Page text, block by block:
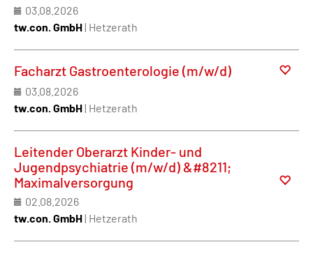
03.08.2026
tw.con. GmbH| Hetzerath
Facharzt Gastroenterologie (m/w/d)
03.08.2026
tw.con. GmbH| Hetzerath
Leitender Oberarzt Kinder- und
Jugendpsychiatrie (m/w/d) &#8211;
Maximalversorgung
02.08.2026
tw.con. GmbH| Hetzerath